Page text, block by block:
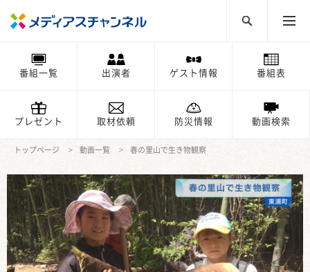
番組一覧 出演者 ゲスト情報 番組表
プレゼント 取材依頼 防災情報 動画検索
トップページ 動画一覧 春の里山で生き物観察